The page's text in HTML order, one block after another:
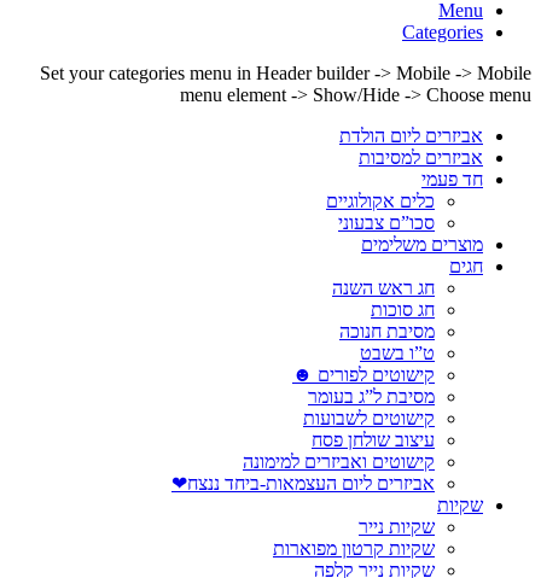
Menu
Categories
Set your categories menu in Header builder -> Mobile -> Mobile
menu element -> Show/Hide -> Choose menu
אביזרים ליום הולדת
אביזרים למסיבות
חד פעמי
כלים אקולוגיים
סכו”ם צבעוני
מוצרים משלימים
חגים
חג ראש השנה
חג סוכות
מסיבת חנוכה
ט”ו בשבט
קישוטים לפורים ☻
מסיבת ל”ג בעומר
קישוטים לשבועות
עיצוב שולחן פסח
קישוטים ואביזרים למימונה
אביזרים ליום העצמאות-ביחד ננצח❤
שקיות
שקיות נייר
שקיות קרטון מפוארות
שקיות נייר קלפה